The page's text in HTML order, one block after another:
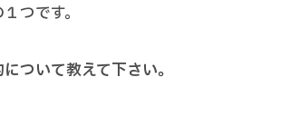
つです。
ついて教えて下さい。